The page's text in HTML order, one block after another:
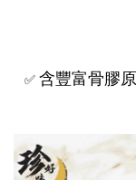
✅ 含豐富骨膠